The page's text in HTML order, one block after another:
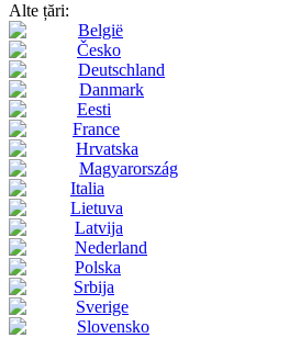
Alte țări:
België
Česko
Deutschland
Danmark
Eesti
France
Hrvatska
Magyarország
Italia
Lietuva
Latvija
Nederland
Polska
Srbija
Sverige
Slovensko